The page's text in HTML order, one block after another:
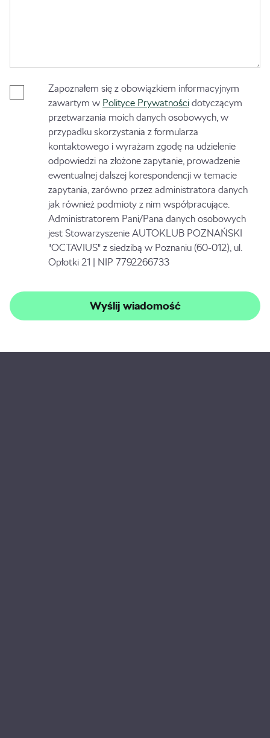
Zapoznałem się z obowiązkiem informacyjnym
zawartym w Polityce Prywatności dotyczącym
przetwarzania moich danych osobowych, w
przypadku skorzystania z formularza
kontaktowego i wyrażam zgodę na udzielenie
odpowiedzi na złożone zapytanie, prowadzenie
ewentualnej dalszej korespondencji w temacie
zapytania, zarówno przez administratora danych
jak również podmioty z nim współpracujące.
Administratorem Pani/Pana danych osobowych
jest Stowarzyszenie AUTOKLUB POZNAŃSKI
"OCTAVIUS" z siedzibą w Poznaniu (60-012), ul.
Opłotki 21 | NIP 7792266733